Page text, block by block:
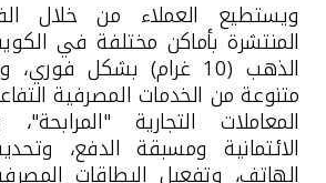
ماليزيا
تركيا
ويستطيع العملاء من خلال
المنتشرة بأماكن مختلفة في
الذهب (10 غرام) بشكل
متنوعة من الخدمات المصرفية
المعاملات التجارية
الائتمانية ومسبقة الدفع،
الهاتف، وتفعيل البطاقات